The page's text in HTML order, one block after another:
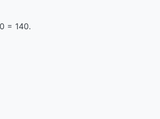
= 140.